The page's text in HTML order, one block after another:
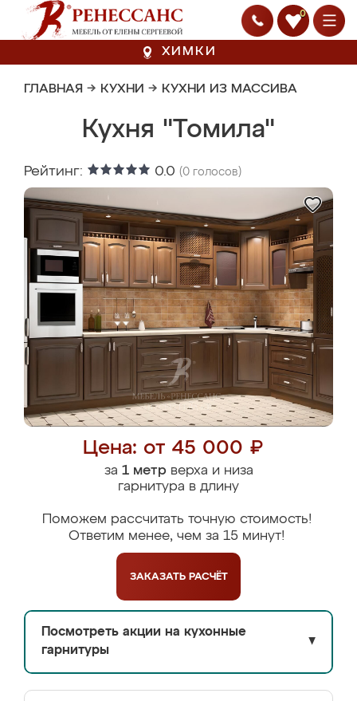
0
ХИМКИ
ГЛАВНАЯ → КУХНИ → КУХНИ ИЗ МАССИВА
Кухня "Томила"
Рейтинг: 0.0 (0 голосов)
Цена: от 45 000 ₽
за 1 метрверха и низа
гарнитура в длину
Поможем рассчитать точную стоимость!
Ответим менее, чем за 15 минут!
ЗАКАЗАТЬ РАСЧЁТ
Посмотреть акции на кухонные
гарнитуры
▼